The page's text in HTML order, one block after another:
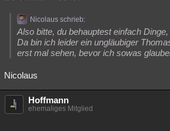
Nicolaus schrieb:
Also bitte, du behauptest einfach
Da bin ich leider ein ungläubiger
erst mal sehen, bevor ich sowas
Nicolaus
Hoffmann
ehemaliges Mitglied